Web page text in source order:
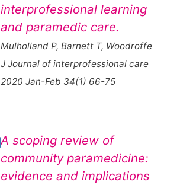
interprofessional learning
and paramedic care.
Mulholland P, Barnett T, Woodroffe
J Journal of interprofessional care
2020 Jan-Feb 34(1) 66-75
A scoping review of
community paramedicine:
evidence and implications